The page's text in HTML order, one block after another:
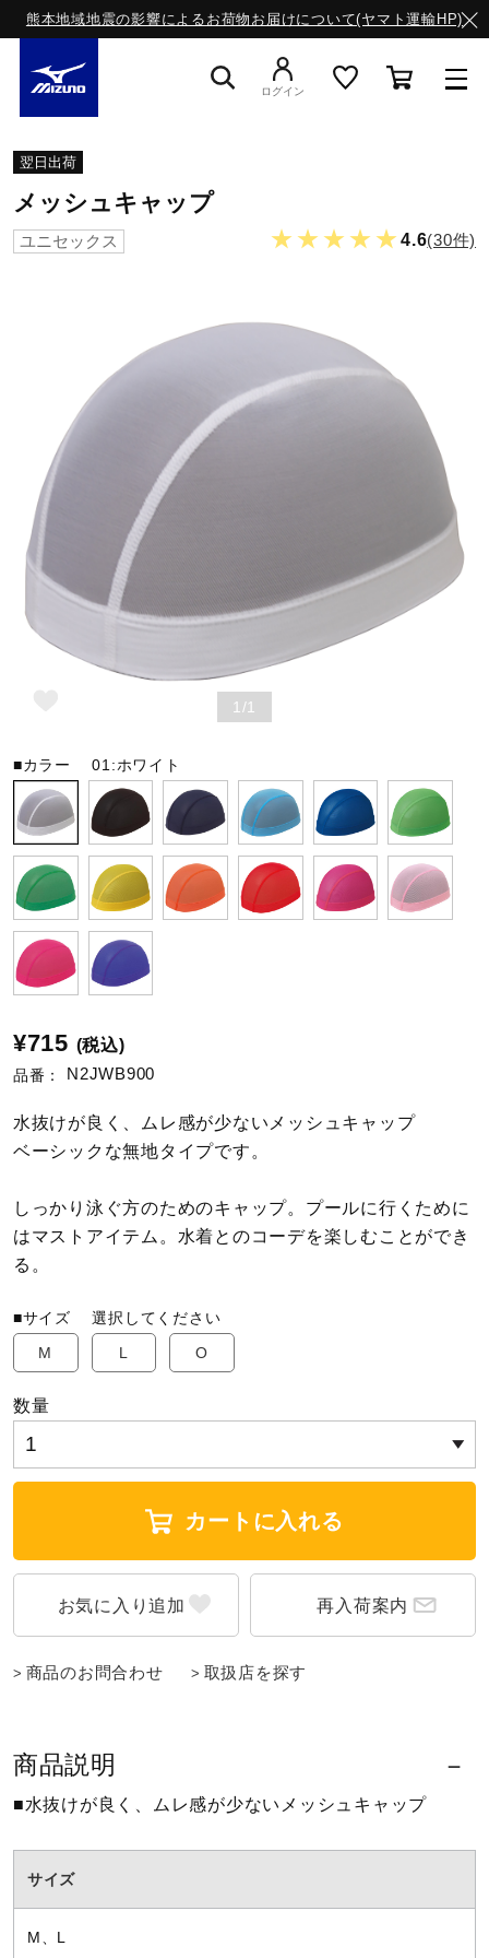
熊本地域地震の影響によるお荷物お届けについて(ヤマト運輸HP)
ライフスタイルウエア
サッカー／フットサル
トレーニング
野球
ゴルフ
バレーボール
テニス／ソフトテニス
バドミントン
卓球
ウィンタースポーツ
ワーキング
ウォーキングシューズ
インナー
サポーター
ログイン
翌日出荷
メッシュキャップ
ユニセックス ★★★★★4.6(30件)
1/1
■カラー01:ホワイト
¥715 (税込)
品番： N2JWB900
水抜けが良く、ムレ感が少ないメッシュキャップ
ベーシックな無地タイプです。
しっかり泳ぐ方のためのキャップ。プールに行くために
はマストアイテム。水着とのコーデを楽しむことができ
る。
■サイズ選択してください
M
L O
数量
カートに入れる
再入荷案内
商品のお問合わせ 取扱店を探す
商品説明
■水抜けが良く、ムレ感が少ないメッシュキャップ
サイズ
M、L